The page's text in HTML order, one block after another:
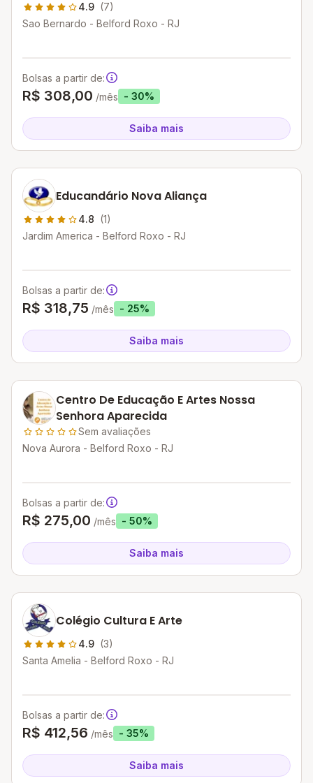
4.9 (7)
Sao Bernardo - Belford Roxo - RJ
Bolsas a partir de:
R$ 308,00 /mês - 30%
Saiba mais
Educandário Nova Aliança
4.8 (1)
Jardim America - Belford Roxo - RJ
Bolsas a partir de:
R$ 318,75 /mês - 25%
Saiba mais
Centro De Educação E Artes Nossa
Senhora Aparecida
Sem avaliações
Nova Aurora - Belford Roxo - RJ
Bolsas a partir de:
R$ 275,00 /mês - 50%
Saiba mais
Colégio Cultura E Arte
4.9 (3)
Santa Amelia - Belford Roxo - RJ
Bolsas a partir de:
R$ 412,56 /mês - 35%
Saiba mais